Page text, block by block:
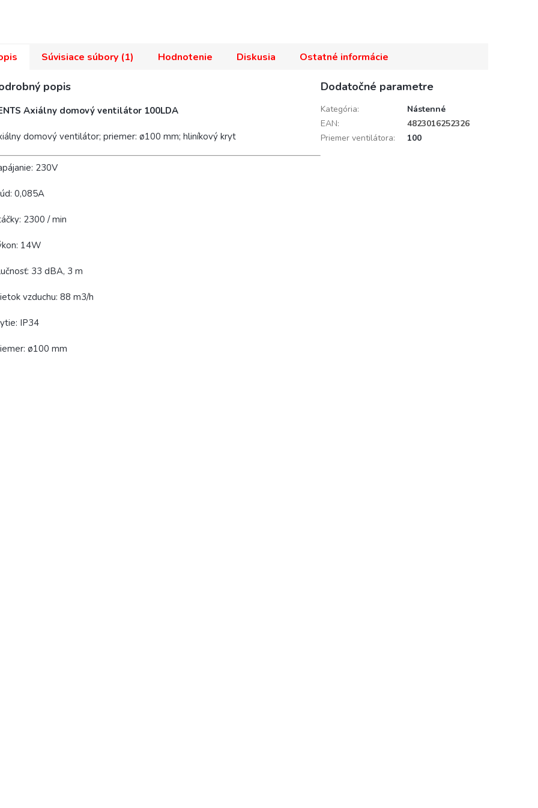
Súvisiace súbory (1) Hodnotenie Diskusia Ostatné informácie
popis
Axiálny domový ventilátor 100LDA
domový ventilátor; priemer: ø100 mm; hliníkový kryt
230V
0,085A
2300 / min
14W
33 dBA, 3 m
vzduchu: 88 m3/h
IP34
ø100 mm
Dodatočné parametre
Kategória:
Nástenné
EAN:
4823016252326
Priemer ventilátora: 100